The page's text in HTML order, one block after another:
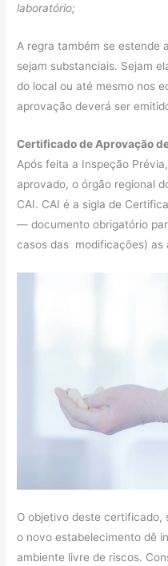
laboratório;
A regra também se estende
sejam substanciais. Sejam
do local ou até mesmo nos
aprovação deverá ser
Certificado de Aprovação
Após feita a Inspeção
aprovado, o órgão regional
CAI. CAI é a sigla de
— documento obrigatório
casos das modificações) as
O objetivo deste certificado,
o novo estabelecimento dê
ambiente livre de riscos.